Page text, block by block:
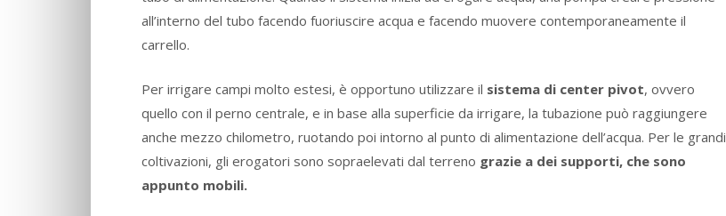
all’interno del tubo facendo fuoriuscire acqua e facendo muovere contemporaneamente il
carrello.
Per irrigare campi molto estesi, è opportuno utilizzare il sistema di center pivot, ovvero
quello con il perno centrale, e in base alla superficie da irrigare, la tubazione può raggiungere
anche mezzo chilometro, ruotando poi intorno al punto di alimentazione dell’acqua. Per le grandi
coltivazioni, gli erogatori sono sopraelevati dal terreno grazie a dei supporti, che sono
appunto mobili.